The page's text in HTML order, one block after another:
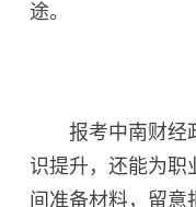
途。
报考中南财经政
识提升，还能为职
间准备材料，留意